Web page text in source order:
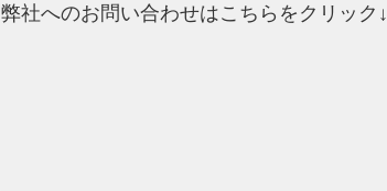
弊社へのお問い合わせはこちらをクリック↓